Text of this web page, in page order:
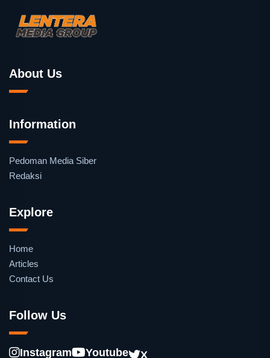
About Us
Information
Pedoman Media Siber
Redaksi
Explore
Home
Articles
Contact Us
Follow Us
Instagram Youtube X